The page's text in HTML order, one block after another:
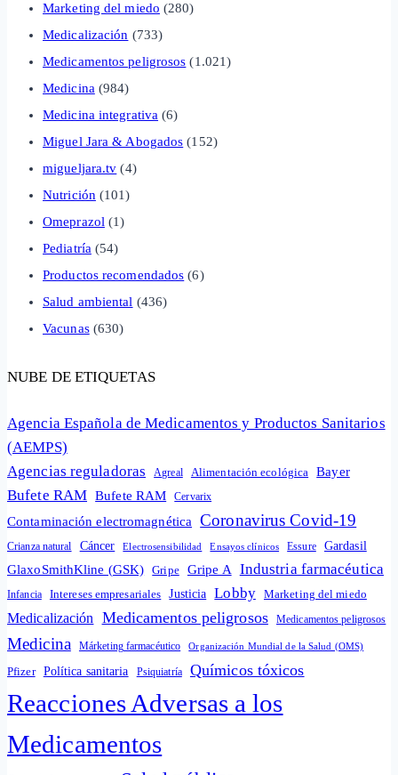
Marketing del miedo (280)
Medicalización (733)
Medicamentos peligrosos (1.021)
Medicina(984)
Medicina integrativa (6)
Miguel Jara & Abogados (152)
migueljara.tv (4)
Nutrición(101)
Omeprazol(1)
Pediatría(54)
Productos recomendados (6)
Salud ambiental (436)
Vacunas(630)
NUBE DE ETIQUETAS
Agencia Española de Medicamentos y Productos Sanitarios
(AEMPS)
Agencias reguladoras
Agreal Alimentación ecológica Bayer
Bufete RAM Bufete RAM Cervarix
Contaminación electromagnética Coronavirus Covid-19
Crianza natural Cáncer Electrosensibilidad Ensayos clínicos Essure Gardasil
GlaxoSmithKline (GSK) Gripe Gripe A Industria farmacéutica
Infancia Intereses empresariales Justicia Lobby Marketing del miedo
Medicalización Medicamentos peligrosos Medicamentos peligrosos
Medicina Márketing farmacéutico Organización Mundial de la Salud (OMS)
Pfizer Política sanitaria Psiquiatría Químicos tóxicos
Reacciones Adversas a los
Medicamentos